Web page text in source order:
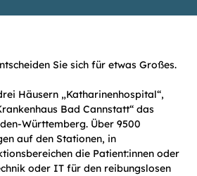
Sie sich für etwas Großes.
Häusern „Katharinenhospital“,
Bad Cannstatt“ das
Württemberg. Über 9500
auf den Stationen, in
die Patient:innen oder
oder IT für den reibungslosen